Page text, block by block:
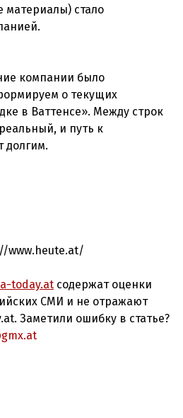
стало
компании было
о текущих
в Ваттенсе». Между строк
и путь к
долгим.
www.heute.at/
today.at содержат оценки
СМИ и не отражают
Заметили ошибку в статье?